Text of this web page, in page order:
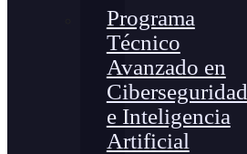
Programa
Técnico
Avanzado en
Ciberseguridad
e Inteligencia
Artificial